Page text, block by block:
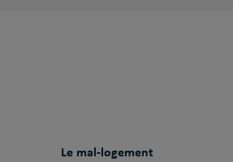
Le mal-logement